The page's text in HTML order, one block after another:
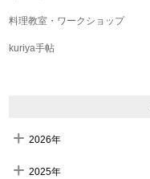
料理教室・ワークショップ
kuriya手帖
2026年
2025年